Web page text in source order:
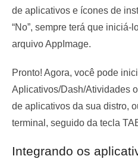
de aplicativos e ícones de
“No”, sempre terá que
arquivo AppImage.
Pronto! Agora, você pode
Aplicativos/Dash/Atividades
de aplicativos da sua distro,
terminal, seguido da tecla
Integrando os